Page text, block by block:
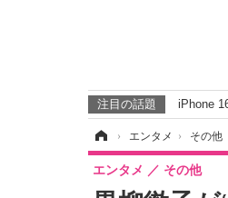
注目の話題 iPhone
› エンタメ › その他
エンタメ その他